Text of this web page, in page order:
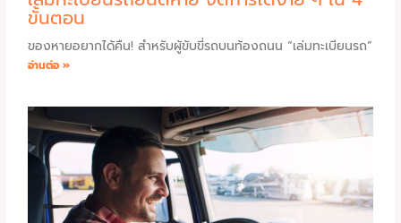
ขั้นตอน
ของหายอยากได้คืน! สำหรับผู้ขับขี่รถบนท้องถนน “เล่มทะเบียนรถ”
อ่านต่อ »